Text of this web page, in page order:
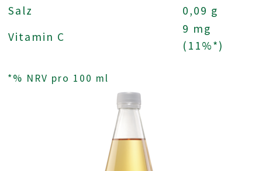
Salz
0,09 g
Vitamin C
9 mg
(11%*)
*% NRV pro 100 ml